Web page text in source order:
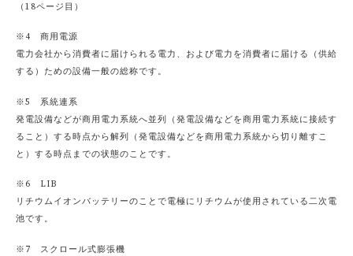
（18ページ目）
※4 商用電源
電力会社から消費者に届けられる電力、および電力を消費者に届ける（供給
する）ための設備一般の総称です。
※5 系統連系
発電設備などが商用電力系統へ並列（発電設備などを商用電力系統に接続す
ること）する時点から解列（発電設備などを商用電力系統から切り離すこ
と）する時点までの状態のことです。
※6 LIB
リチウムイオンバッテリーのことで電極にリチウムが使用されている二次電
池です。
※7 スクロール式膨張機